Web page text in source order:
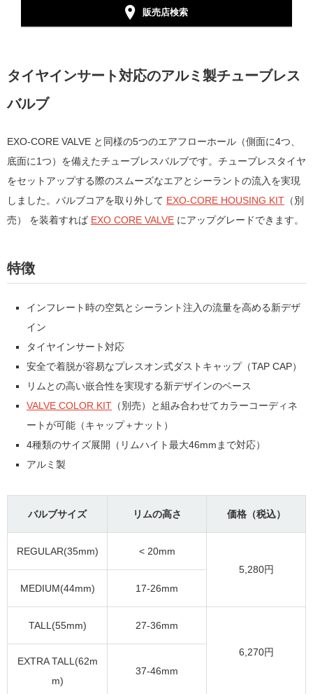
販売店検索
タイヤインサート対応のアルミ製チューブレス
バルブ
EXO-CORE VALVE と同様の5つのエアフローホール（側面に4つ、
底面に1つ）を備えたチューブレスバルブです。チューブレスタイヤ
をセットアップする際のスムーズなエアとシーラントの流入を実現
しました。バルブコアを取り外して EXO-CORE HOUSING KIT （別
売） を装着すれば EXO CORE VALVE にアップグレードできます。
特徴
インフレート時の空気とシーラント注入の流量を高める新デザ
イン
タイヤインサート対応
安全で着脱が容易なプレスオン式ダストキャップ（TAP CAP）
リムとの高い嵌合性を実現する新デザインのベース
VALVE COLOR KIT （別売）と組み合わせてカラーコーディネ
ートが可能（キャップ＋ナット）
4種類のサイズ展開（リムハイト最大46mmまで対応）
アルミ製
バルブサイズ リムの高さ 価格（税込）
REGULAR(35mm)
< 20mm
5,280円
MEDIUM(44mm)
17-26mm
TALL(55mm) 27-36mm
6,270円
EXTRA TALL(62m
m)
37-46mm